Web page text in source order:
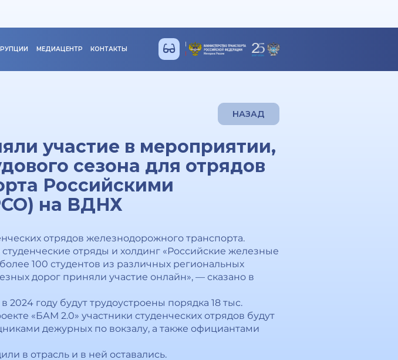
МЕДИАЦЕНТР КОНТАКТЫ
НАЗАД
участие в мероприятии,
сезона для отрядов
Российскими
на ВДНХ
отрядов железнодорожного транспорта.
отряды и холдинг «Российские железные
100 студентов из различных региональных
дорог приняли участие онлайн», — сказано в
2024 году будут трудоустроены порядка 18 тыс.
«БАМ 2.0» участники студенческих отрядов будут
дежурных по вокзалу, а также официантами
в отрасль и в ней оставались.